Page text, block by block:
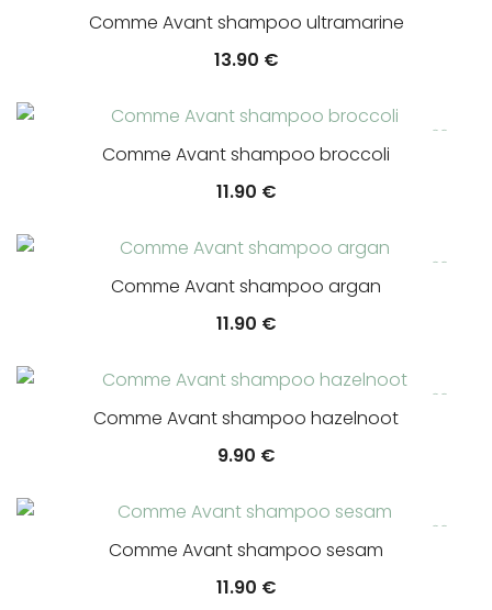
Comme Avant shampoo ultramarine
13.90 €
Comme Avant shampoo broccoli
11.90 €
Comme Avant shampoo argan
11.90 €
Comme Avant shampoo hazelnoot
9.90 €
Comme Avant shampoo sesam
11.90 €